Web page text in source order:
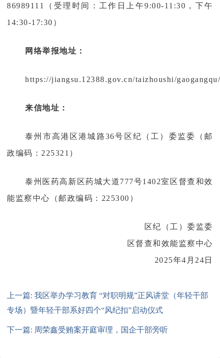
86989111
（ 受理时间： 工作日上午9:00-11:30，下午
14:30-17:30）
网络举报地址：
https://jiangsu.12388.gov.cn/taizhoushi/
来信地址：
泰州市高港区港城路36号区纪（工）委监委（邮
政编码：225321）
泰州医药高新区药城大道777号1402室区督查和效
能监察中心（邮政编码：225300）
区纪（工）委监委
区督查和效能监察中心
2025年4月24日
上一篇: 我区举办学习教育 “对职明规”正风讲堂（年轻干部
专场）暨年轻干部系好四个“风纪扣”启动仪式
下一篇: 周荣鑫受贿案开庭审理，国企干部旁听